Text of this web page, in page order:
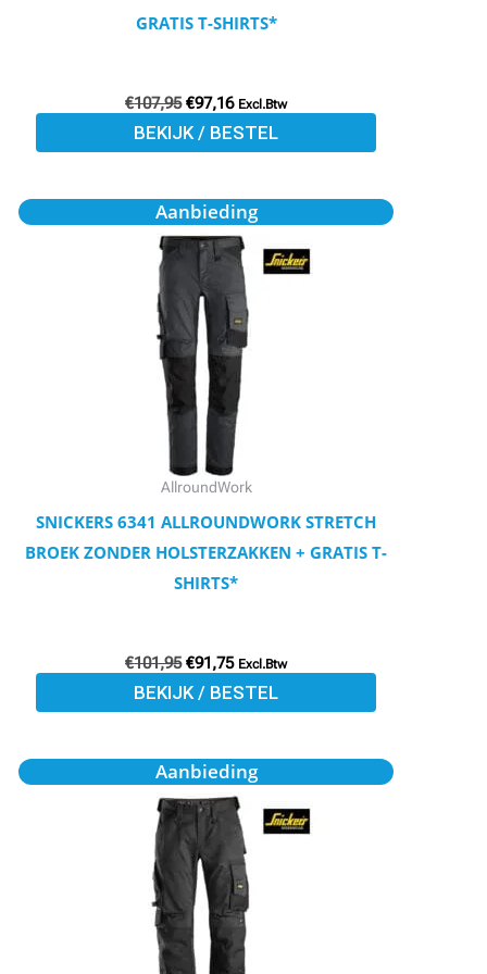
GRATIS T-SHIRTS*
€107,95 €97,16 Excl.Btw
BEKIJK / BESTEL
productpagina
Aanbieding
AllroundWork
SNICKERS 6341 ALLROUNDWORK STRETCH
BROEK ZONDER HOLSTERZAKKEN + GRATIS T-
SHIRTS*
€101,95
Oorspronkelijke
prijs
was:
€101,95.
€91,75
Huidige
prijs
is:
€91,75.
Excl.Btw
BEKIJK / BESTEL
Dit
product
heeft
meerdere
variaties.
Deze
optie
kan
gekozen
worden
productpagina
Aanbieding
Oorspronkelijke
prijs
was:
€101,95.
Huidige
prijs
is:
€91,76.
Dit
product
heeft
meerdere
variaties.
Deze
optie